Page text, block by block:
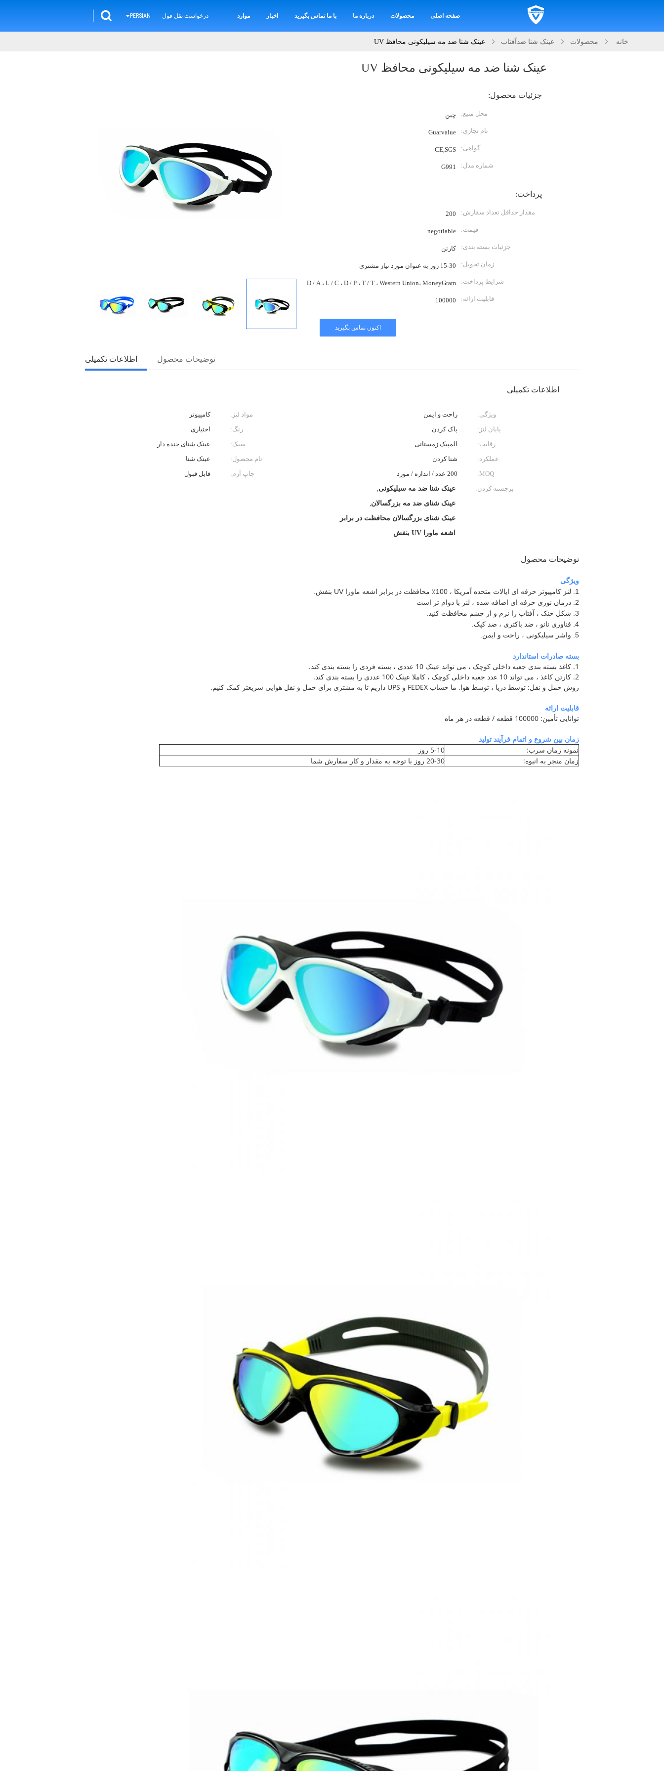
صفحه اصلی محصولات درباره ما با ما تماس بگیرید اخبار موارد درخواست نقل قول PERSIAN
خانه محصولات عینک شنا ضدآفتاب عینک شنا ضد مه سیلیکونی محافظ UV
عینک شنا ضد مه سیلیکونی محافظ UV
جزئیات محصول:
محل منبع: چین
نام تجاری: Guarvalue
گواهی: CE,SGS
شماره مدل: G991
پرداخت:
مقدار حداقل تعداد سفارش: 200
قیمت: negotiable
جزئیات بسته بندی: کارتن
زمان تحویل: 15-30 روز به عنوان مورد نیاز مشتری
شرایط پرداخت: D / A ، L / C ، D / P ، T / T ، Western Union، MoneyGram
قابلیت ارائه: 100000
اکنون تماس بگیرید
اطلاعات تکمیلی توضیحات محصول
اطلاعات تکمیلی
ویژگی: راحت و ایمن مواد لنز:
کامپیوتر
پایان لنز:
پاک کردن رنگ:
اختیاری
رقابت:
المپیک زمستانی سبک:
عینک شنای خنده دار
عملکرد:
شنا كردن نام محصول:
عینک شنا
MOQ:
200 عدد / اندازه / مورد چاپ آرم:
قابل قبول
برجسته کردن:
عینک شنا ضد مه سیلیکونی,
عینک شنای ضد مه بزرگسالان,
عینک شنای بزرگسالان محافظت در برابر
اشعه ماورا UV بنفش
توضیحات محصول
ویژگی
1. لنز کامپیوتر حرفه ای ایالات متحده آمریکا ، 100٪ محافظت در برابر اشعه ماورا UV بنفش.
2. درمان نوری حرفه ای اضافه شده ، لنز با دوام تر است
3. شکل خنک ، آفتاب را نرم و از چشم محافظت کنید.
4. فناوری نانو ، ضد باکتری ، ضد کپک.
5. واشر سیلیکونی ، راحت و ایمن.
بسته صادرات استاندارد
1. کاغذ بسته بندی جعبه داخلی کوچک ، می تواند عینک 10 عددی ، بسته فردی را بسته بندی کند.
2. کارتن کاغذ ، می تواند 10 عدد جعبه داخلی کوچک ، کاملا عینک 100 عددی را بسته بندی کند.
روش حمل و نقل: توسط دریا ، توسط هوا. ما حساب FEDEX و UPS داریم تا به مشتری برای حمل و نقل هوایی سریعتر کمک کنیم.
قابلیت ارائه
توانایی تأمین: 100000 قطعه / قطعه در هر ماه
زمان بین شروع و اتمام فرآیند تولید
نمونه زمان سرب:
5-10 روز
زمان منجر به انبوه:
20-30 روز با توجه به مقدار و کار سفارش شما